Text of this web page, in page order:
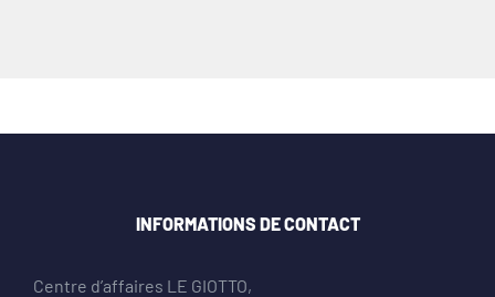
INFORMATIONS DE CONTACT
Centre d’affaires LE GIOTTO,